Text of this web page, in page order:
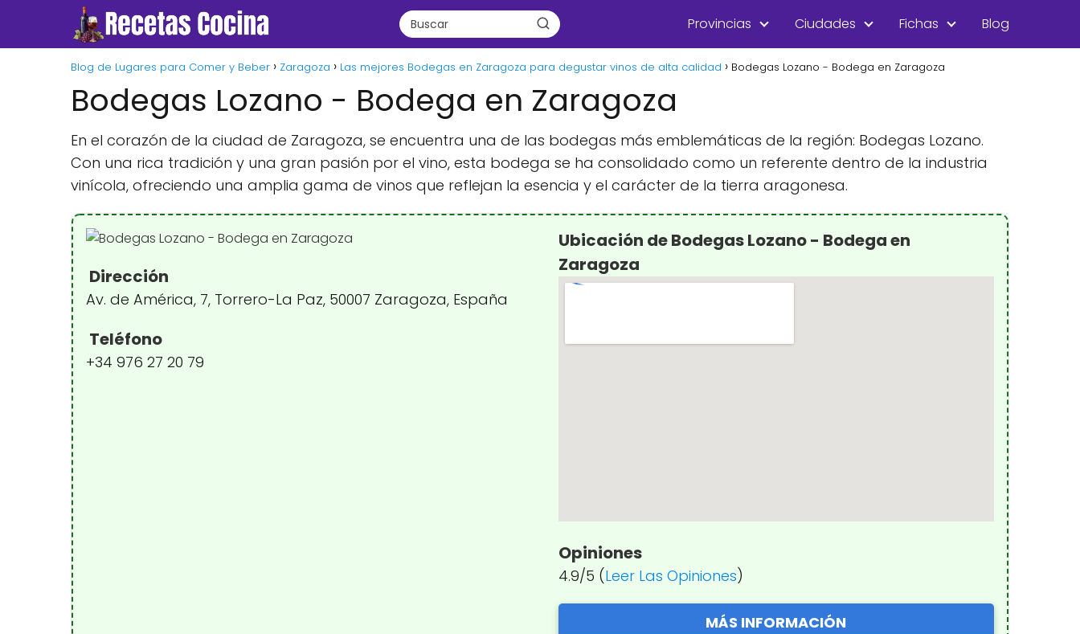
Provincias Ciudades Fichas Blog
Blog de Lugares para Comer y Beber Zaragoza Las mejores Bodegas en Zaragoza para degustar vinos de alta calidad Bodegas Lozano - Bodega en Zaragoza
Bodegas Lozano - Bodega en Zaragoza
En el corazón de la ciudad de Zaragoza, se encuentra una de las bodegas más emblemáticas de la región: Bodegas Lozano.
Con una rica tradición y una gran pasión por el vino, esta bodega se ha consolidado como un referente dentro de la industria
vinícola, ofreciendo una amplia gama de vinos que reflejan la esencia y el carácter de la tierra aragonesa.
Dirección
Av. de América, 7, Torrero-La Paz, 50007 Zaragoza, España
Teléfono
+34 976 27 20 79
Ubicación de Bodegas Lozano - Bodega en
Zaragoza
Opiniones
4.9/5 (Leer Las Opiniones)
MÁS INFORMACIÓN